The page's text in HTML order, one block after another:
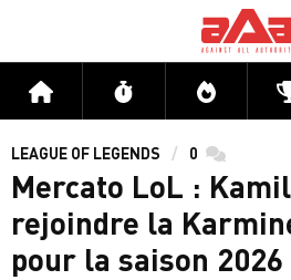
Accueil Flux Directs
LEAGUE OF LEGENDS 0 commentaires
Mercato LoL :
rejoindre la
pour la saison 2026